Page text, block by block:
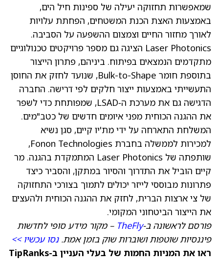
שמאפשרות תחזוקה יעילה של ספינות חיל הים,
באמצעות האצת הכנת המשטחים, הפחתת עלויות
לאורך מחזור החיים וצמצום ההשפעה על הסביבה.
Laser Photonics הציגה גם מספר פרויקטים טכנולוגיים
מתקדמים הנמצאים בפיתוח. ביניהם, פתרון הייצור
בתוספת חומר Bulk-to-Shape, שנועד לחזק את החוסן
התעשייתי באמצעות ייצור חלקים לפי דרישה. החברה
הדגישה גם את מערכת ה‑LSAD, שמפותחת כדי לשפר
את ההגנה הכוחית מפני איומים חדשים של כטב"מים.
המשלחת התארחה על ידי מת'יו קיים, סגן נשיא
למכירות לממשלה בחברת Fonon Technologies,
שותפתה של Laser Photonics המתמקדת בהגנה. מר
קיים הוביל את התדרוך והסיור במתקן, והסביר כיצד
פתרונות מבוססי לייזר יכולים לתמוך בצורכי התחזוקה
של צי ארצות הברית, לחזק את ההגנה הכוחית ולהעצים
את הייצור הביטחוני המקומי.
פורסם לראשונה ב-TheFly – מקור מידע סופי לחדשות
פיננסיות שוטפות ושוברות שוק בזמן אמת.נסו עכשיו >>
ראו את המניות החמות של בעלי העניין ב-TipRanks